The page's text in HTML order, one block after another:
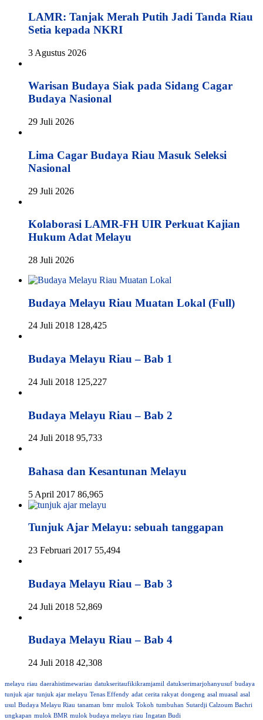
LAMR: Tanjak Merah Putih Jadi Tanda Riau
Setia kepada NKRI
3 Agustus 2026
Warisan Budaya Siak pada Sidang Cagar
Budaya Nasional
29 Juli 2026
Lima Cagar Budaya Riau Masuk Seleksi
Nasional
29 Juli 2026
Kolaborasi LAMR-FH UIR Perkuat Kajian
Hukum Adat Melayu
28 Juli 2026
Budaya Melayu Riau Muatan Lokal (Full)
24 Juli 2018 128,425
Budaya Melayu Riau – Bab 1
24 Juli 2018 125,227
Budaya Melayu Riau – Bab 2
24 Juli 2018 95,733
Bahasa dan Kesantunan Melayu
5 April 2017 86,965
Tunjuk Ajar Melayu: sebuah tanggapan
23 Februari 2017 55,494
Budaya Melayu Riau – Bab 3
24 Juli 2018 52,869
Budaya Melayu Riau – Bab 4
24 Juli 2018 42,308
melayu riau daerahistimewariau datukseritaufikikramjamil datukserimarjohanyusuf budaya
tunjuk ajar tunjuk ajar melayu Tenas Effendy adat cerita rakyat dongeng asal muasal asal
usul Budaya Melayu Riau tanaman bmr mulok Tokoh tumbuhan Sutardji Calzoum Bachri
ungkapan mulok BMR mulok budaya melayu riau Ingatan Budi